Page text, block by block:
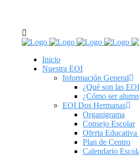
tel: 955 62 43 03
Inicio
Nuestra EOI
Información General
¿Qué son las
¿Cómo ser
EOI Dos Hermanas
Organigrama
Consejo Escolar
Oferta
Plan de Centro
Calendario